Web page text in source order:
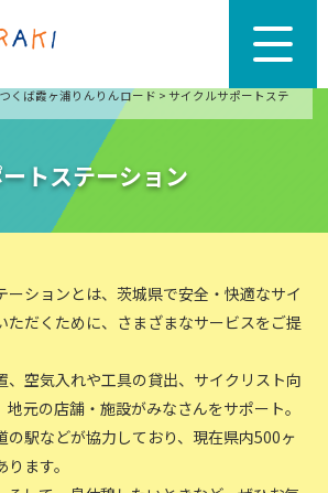
つくば霞ヶ浦りんりんロード > サイクルサポートステ
トステーション
ーションとは、茨城県で安全・快適なサイ
ただくために、さまざまなサービスをご提
、空気入れや工具の貸出、サイクリスト向
元の店舗・施設がみなさんをサポート。
の駅などが協力しており、現在県内500ヶ
ます。